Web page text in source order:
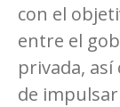
con el
entre el
privada,
de